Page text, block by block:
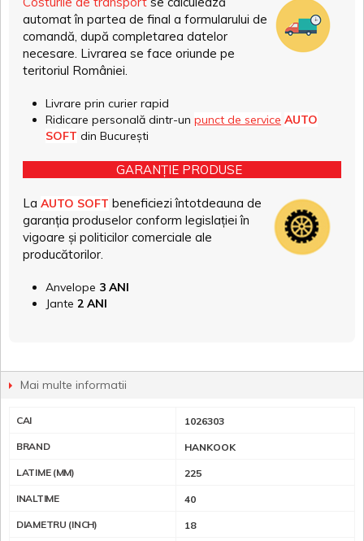
automat în partea de final a formularului de
comandă, după completarea datelor
necesare. Livrarea se face oriunde pe
teritoriul României.
Livrare prin curier rapid
Ridicare personală dintr-un punct de service AUTO
SOFT din București
GARANȚIE PRODUSE
La AUTO SOFT beneficiezi întotdeauna de
garanția produselor conform legislației în
vigoare și politicilor comerciale ale
producătorilor.
Anvelope 3 ANI
Jante 2 ANI
Mai multe informatii
CAI 1026303
BRAND HANKOOK
LATIME (MM) 225
INALTIME 40
DIAMETRU (INCH) 18